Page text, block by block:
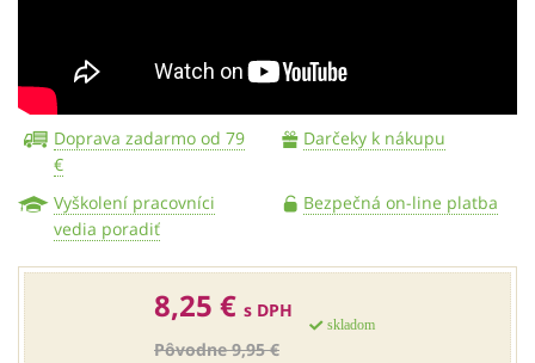
Doprava zadarmo od 79
€
Darčeky k nákupu
Vyškolení pracovníci
vedia poradiť
Bezpečná on-line platba
8,25 € s DPH
Pôvodne 9,95 €
skladom